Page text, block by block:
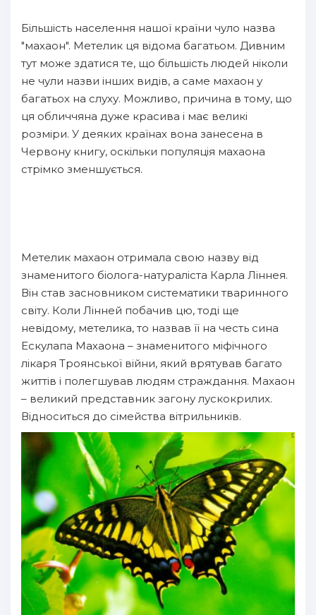
Більшість населення нашої країни чуло назва
"махаон". Метелик ця відома багатьом. Дивним
тут може здатися те, що більшість людей ніколи
не чули назви інших видів, а саме махаон у
багатьох на слуху. Можливо, причина в тому, що
ця обличчяна дуже красива і має великі
розміри. У деяких країнах вона занесена в
Червону книгу, оскільки популяція махаона
стрімко зменшується.
Метелик махаон отримала свою назву від
знаменитого біолога-натураліста Карла Ліннея.
Він став засновником систематики тваринного
світу. Коли Лінней побачив цю, тоді ще
невідому, метелика, то назвав її на честь сина
Ескулапа Махаона – знаменитого міфічного
лікаря Троянської війни, який врятував багато
життів і полегшував людям страждання. Махаон
– великий представник загону лускокрилих.
Відноситься до сімейства вітрильників.